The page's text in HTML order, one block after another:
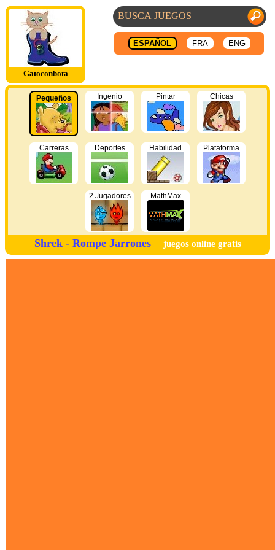
Gatoconbota
ESPAÑOL FRA ENG
Pequeños Ingenio Pintar Chicas
Carreras Deportes Habilidad Plataforma
2 Jugadores MathMax
Shrek - Rompe Jarrones juegos online gratis